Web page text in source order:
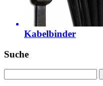
Kabelbinder
Suche